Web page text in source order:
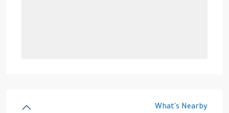
What's Nearby